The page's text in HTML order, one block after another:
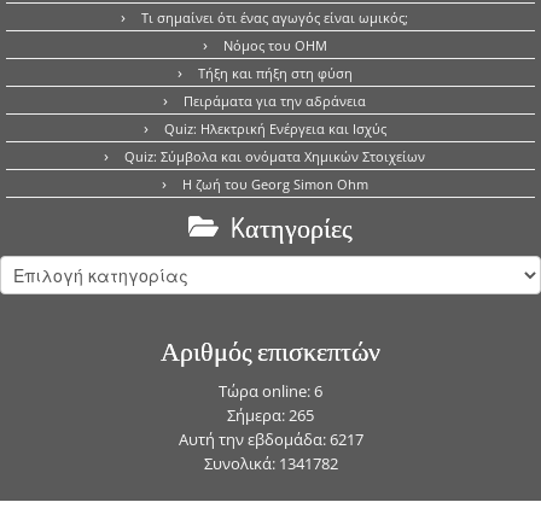
Τι σημαίνει ότι ένας αγωγός είναι ωμικός;
Νόμος του OHM
Τήξη και πήξη στη φύση
Πειράματα για την αδράνεια
Quiz: Ηλεκτρική Ενέργεια και Ισχύς
Quiz: Σύμβολα και ονόματα Χημικών Στοιχείων
Η ζωή του Georg Simon Ohm
Kατηγορίες
Kατηγορίες
Αριθμός επισκεπτών
Τώρα online: 6
Σήμερα: 265
Αυτή την εβδομάδα: 6217
Συνολικά: 1341782